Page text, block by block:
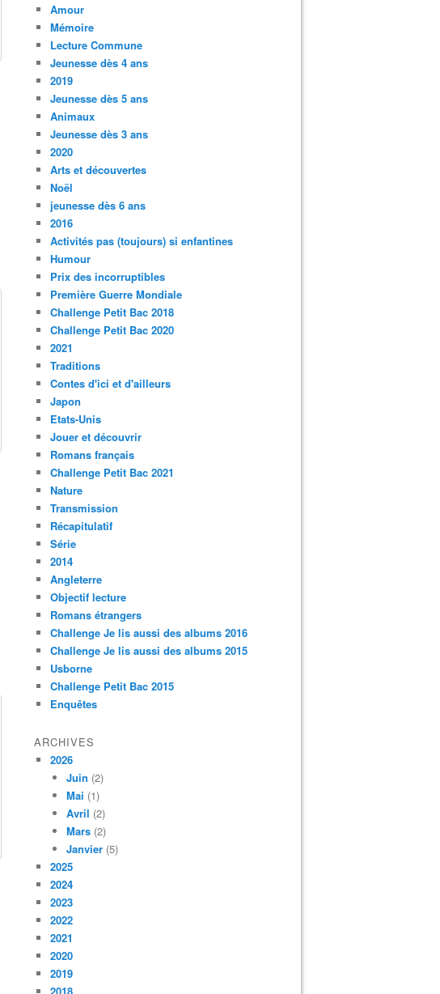
Partir en livre : La grande fête du livre pour la jeunesse - Partir en livre
n
Amour
Mémoire
Lecture Commune
Jeunesse dès 4 ans
2019
Jeunesse dès 5 ans
Animaux
Jeunesse dès 3 ans
2020
Arts et découvertes
Noël
jeunesse dès 6 ans
2016
Activités pas (toujours) si enfantines
Humour
Prix des incorruptibles
Première Guerre Mondiale
Challenge Petit Bac 2018
Challenge Petit Bac 2020
2021
Traditions
Contes d'ici et d'ailleurs
Japon
Etats-Unis
Jouer et découvrir
Romans français
Challenge Petit Bac 2021
Nature
Transmission
Récapitulatif
Série
2014
Angleterre
Objectif lecture
Romans étrangers
Challenge Je lis aussi des albums 2016
Challenge Je lis aussi des albums 2015
Usborne
Challenge Petit Bac 2015
Enquêtes
ARCHIVES
2026
Juin (2)
Mai (1)
Avril (2)
Mars (2)
Janvier (5)
2025
2024
2023
2022
2021
2020
2019